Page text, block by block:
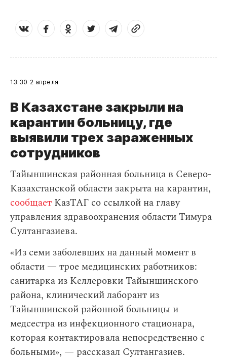
13:30 2 апреля
В Казахстане закрыли на
карантин больницу, где
выявили трех зараженных
сотрудников
Тайыншинская районная больница в Северо-
Казахстанской области закрыта на карантин,
сообщает КазТАГ со ссылкой на главу
управления здравоохранения области Тимура
Султангазиева.
«Из семи заболевших на данный момент в
области — трое медицинских работников:
санитарка из Келлеровки Тайыншинского
района, клинический лаборант из
Тайыншинской районной больницы и
медсестра из инфекционного стационара,
которая контактировала непосредственно с
больными», — рассказал Султангазиев.